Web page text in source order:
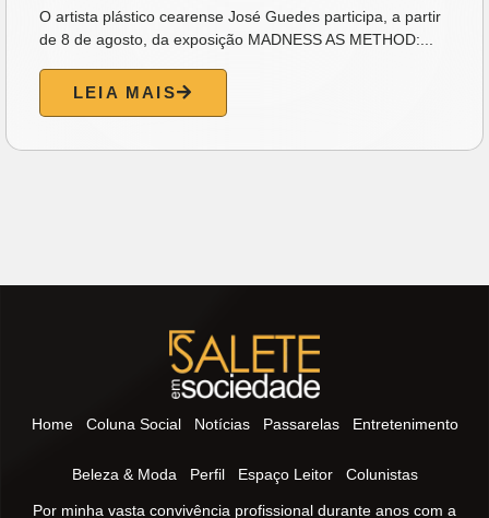
O artista plástico cearense José Guedes participa, a partir
de 8 de agosto, da exposição MADNESS AS METHOD:...
LEIA MAIS
Home Coluna Social Notícias Passarelas Entretenimento
Beleza & Moda Perfil Espaço Leitor Colunistas
Por minha vasta convivência profissional durante anos com a